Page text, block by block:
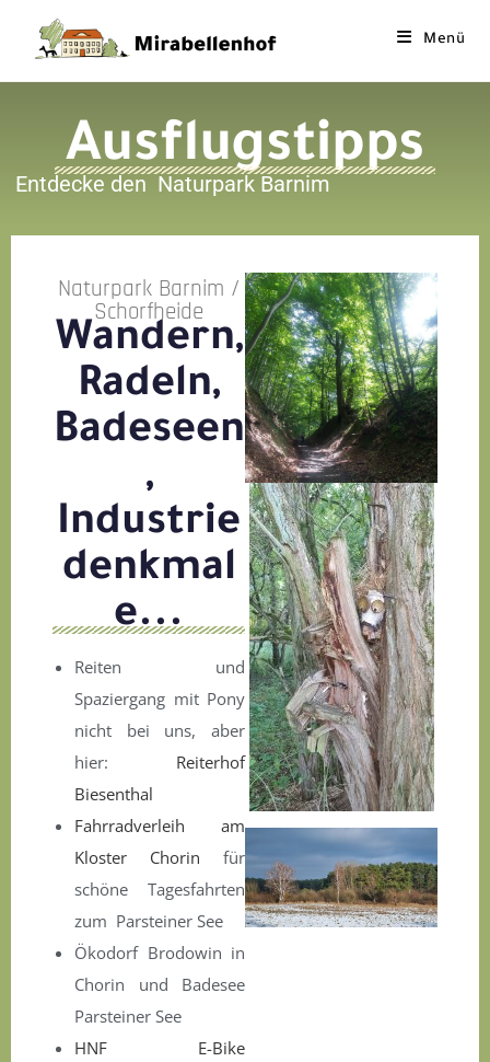
Menü
Ausflugstipps
Entdecke den Naturpark Barnim
Naturpark Barnim /
Schorfheide
Wandern,
Radeln,
Badeseen
,
Industrie
denkmal
e...
Reiten und
Spaziergang mit Pony
nicht bei uns, aber
hier: Reiterhof
Biesenthal
Fahrradverleih am
Kloster Chorin für
schöne Tagesfahrten
zum Parsteiner See
Ökodorf Brodowin in
Chorin und Badesee
Parsteiner See
HNF E-Bike